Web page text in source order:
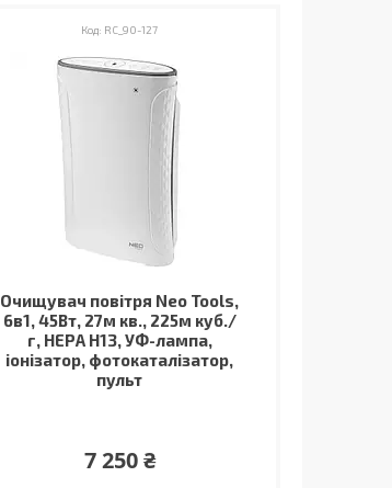
RC_90-127
Очищувач повітря Neo Tools,
6в1, 45Вт, 27м кв., 225м куб./
г, HEPA H13, УФ-лампа,
іонізатор, фотокаталізатор,
пульт
7 250 ₴